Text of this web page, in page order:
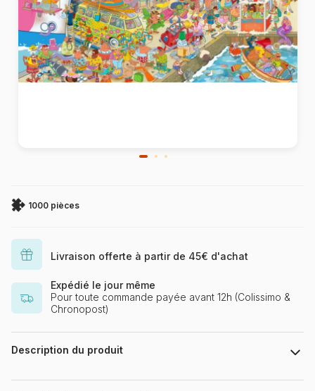
1000 pièces
Livraison offerte à partir de 45€ d'achat
Expédié le jour même
Pour toute commande payée avant 12h (Colissimo &
Chronopost)
Description du produit
Bart Slyp & Elvira Errico / IBD Licensing UK